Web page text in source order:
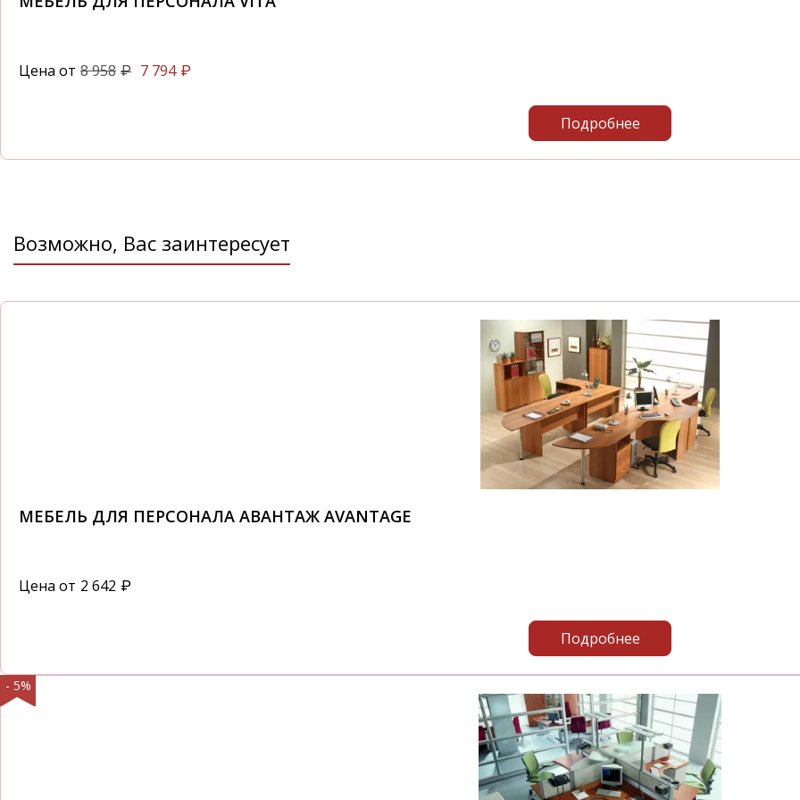
Цена от 8 958 ₽ 7 794 ₽
Подробнее
Возможно, Вас заинтересует
МЕБЕЛЬ ДЛЯ ПЕРСОНАЛА АВАНТАЖ AVANTAGE
Цена от 2 642 ₽
Подробнее
- 5%